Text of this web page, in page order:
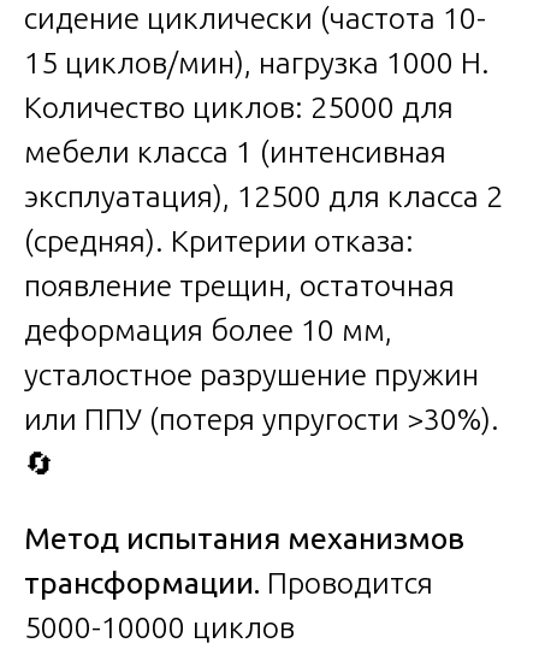
сидение циклически (частота 10-
15 циклов/мин), нагрузка 1000 Н.
Количество циклов: 25000 для
мебели класса 1 (интенсивная
эксплуатация), 12500 для класса 2
(средняя). Критерии отказа:
появление трещин, остаточная
деформация более 10 мм,
усталостное разрушение пружин
или ППУ (потеря упругости >30%).
🔄
Метод испытания механизмов
трансформации. Проводится
5000-10000 циклов